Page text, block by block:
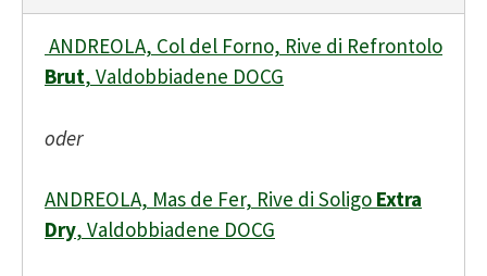
ANDREOLA, Col del Forno, Rive di Refrontolo
Brut, Valdobbiadene DOCG
oder
ANDREOLA, Mas de Fer, Rive di Soligo Extra
Dry, Valdobbiadene DOCG